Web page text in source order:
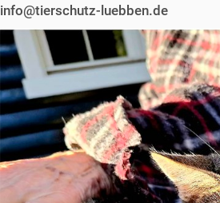
info@tierschutz-luebben.de